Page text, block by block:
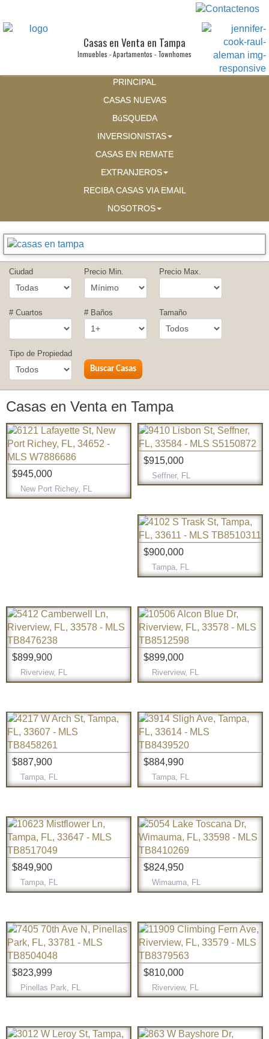
Casas en Venta en Tampa
Inmuebles - Apartamentos - Townhomes
PRINCIPAL
CASAS NUEVAS
BúSQUEDA
INVERSIONISTAS
CASAS EN REMATE
EXTRANJEROS
RECIBA CASAS VIA EMAIL
NOSOTROS
Ciudad Precio Min. Precio Max.
# Cuartos # Baños Tamaño
Tipo de Propiedad
Casas en Venta en Tampa
$945,000
New Port Richey, FL
$915,000
Seffner, FL
$900,000
Tampa, FL
$899,900
Riverview, FL
$899,000
Riverview, FL
$887,900
Tampa, FL
$884,990
Tampa, FL
$849,900
Tampa, FL
$824,950
Wimauma, FL
$823,999
Pinellas Park, FL
$810,000
Riverview, FL